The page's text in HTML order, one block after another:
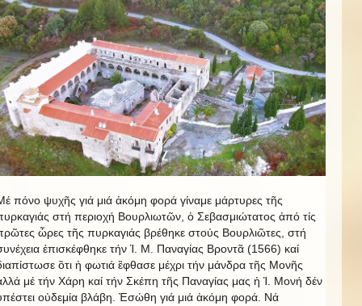
πόνο ψυχῆς γιά μιά ἀκόμη φορά γίναμε μάρτυρες τῆς
στή περιοχή Βουρλιωτῶν, ὁ Σεβασμιώτατος ἀπό τίς
ὦρες τῆς πυρκαγιάς βρέθηκε στούς Βουρλιῶτες, στή
ἐπισκέφθηκε τήν Ἱ. Μ. Παναγίας Βροντᾶ (1566) καί
ὃτι ἡ φωτιά ἒφθασε μέχρι τήν μάνδρα τῆς Μονῆς
μέ τήν Χάρη καί τήν Σκέπη τῆς Παναγίας μας ἡ Ἱ. Μονή δέν
οὐδεμία βλάβη. Ἐσώθη γιά μιά ἀκόμη φορά. Νά